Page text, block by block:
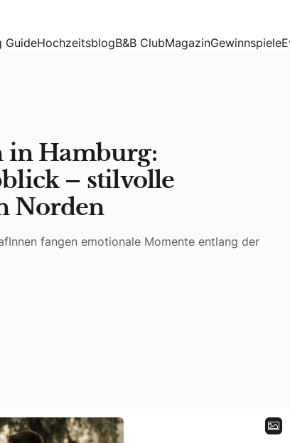
– stilvolle Erinnerungen im hohen Norden
GuideHochzeitsblogB&B ClubMagazinGewinnspiele
in Hamburg:
– stilvolle
Norden
fangen emotionale Momente entlang der